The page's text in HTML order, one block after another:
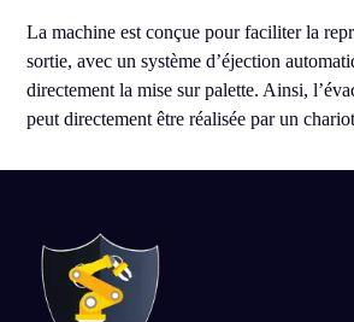
La machine est conçue pour faciliter la
sortie, avec un système d’éjection
directement la mise sur palette. Ainsi,
peut directement être réalisée par un